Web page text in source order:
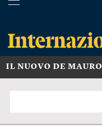
IL NUOVO DE MAURO